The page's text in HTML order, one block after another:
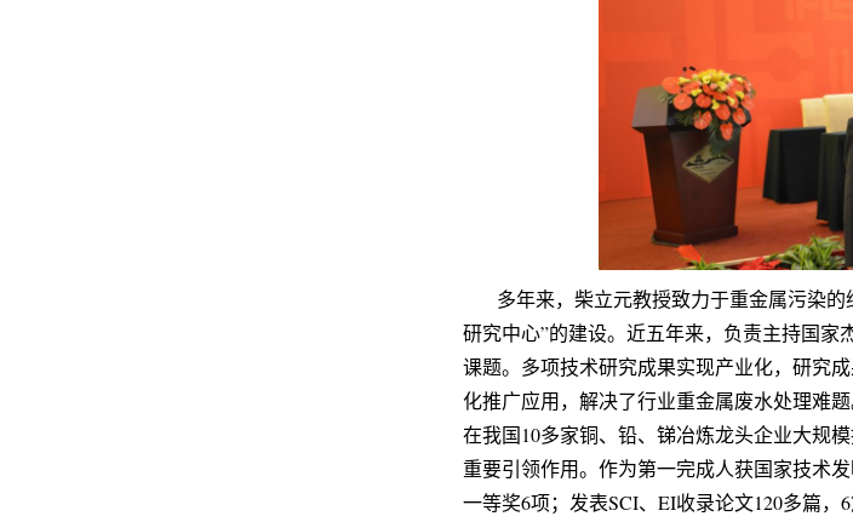
多年来，柴立元教授致力于重金属污染
研究中心”的建设。近五年来，负责主持国
课题。多项技术研究成果实现产业化，研究
化推广应用，解决了行业重金属废水处理难
在我国10多家铜、铅、锑冶炼龙头企业大规
重要引领作用。作为第一完成人获国家技术
一等奖6项；发表SCI、EI收录论文120多篇